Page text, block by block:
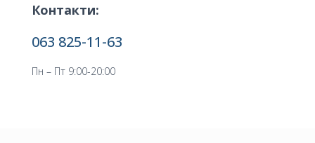
Контакти:
063 825-11-63
Пн – Пт 9:00-20:00